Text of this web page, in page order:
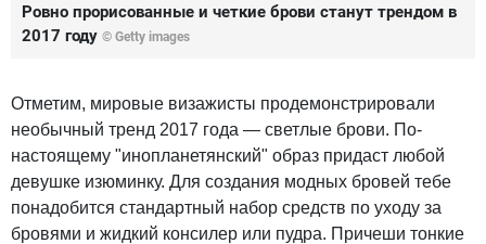
Ровно прорисованные и четкие брови станут трендом в
2017 году © Getty images
Отметим, мировые визажисты продемонстрировали
необычный тренд 2017 года — светлые брови. По-
настоящему "инопланетянский" образ придаст любой
девушке изюминку. Для создания модных бровей тебе
понадобится стандартный набор средств по уходу за
бровями и жидкий консилер или пудра. Причеши тонкие